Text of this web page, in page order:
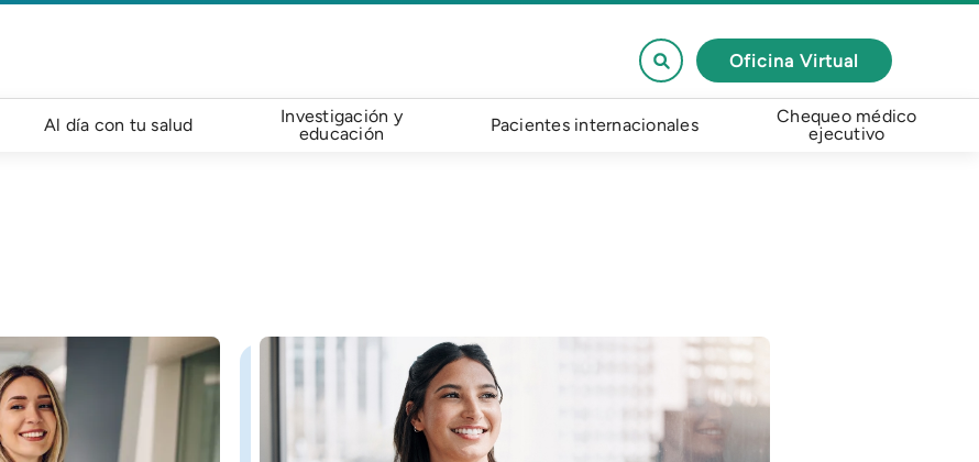
Oficina Virtual
Al día con tu salud
Investigación y
educación
Pacientes internacionales
Chequeo médico
ejecutivo
Imagen